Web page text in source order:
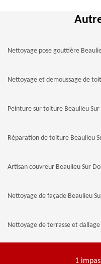
Nettoyage pose gouttière
Nettoyage et demoussage de
Peinture sur toiture Beaulieu
Réparation de toiture Beaulieu
Artisan couvreur Beaulieu Sur
Nettoyage de façade Beaulieu
Nettoyage de terrasse et
1